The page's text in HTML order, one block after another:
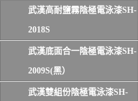
武漢高耐鹽霧陰極電泳漆SH-
2018S
武漢底面合一陰極電泳漆SH-
2009S(黑）
武漢雙組份陰極電泳漆SH-